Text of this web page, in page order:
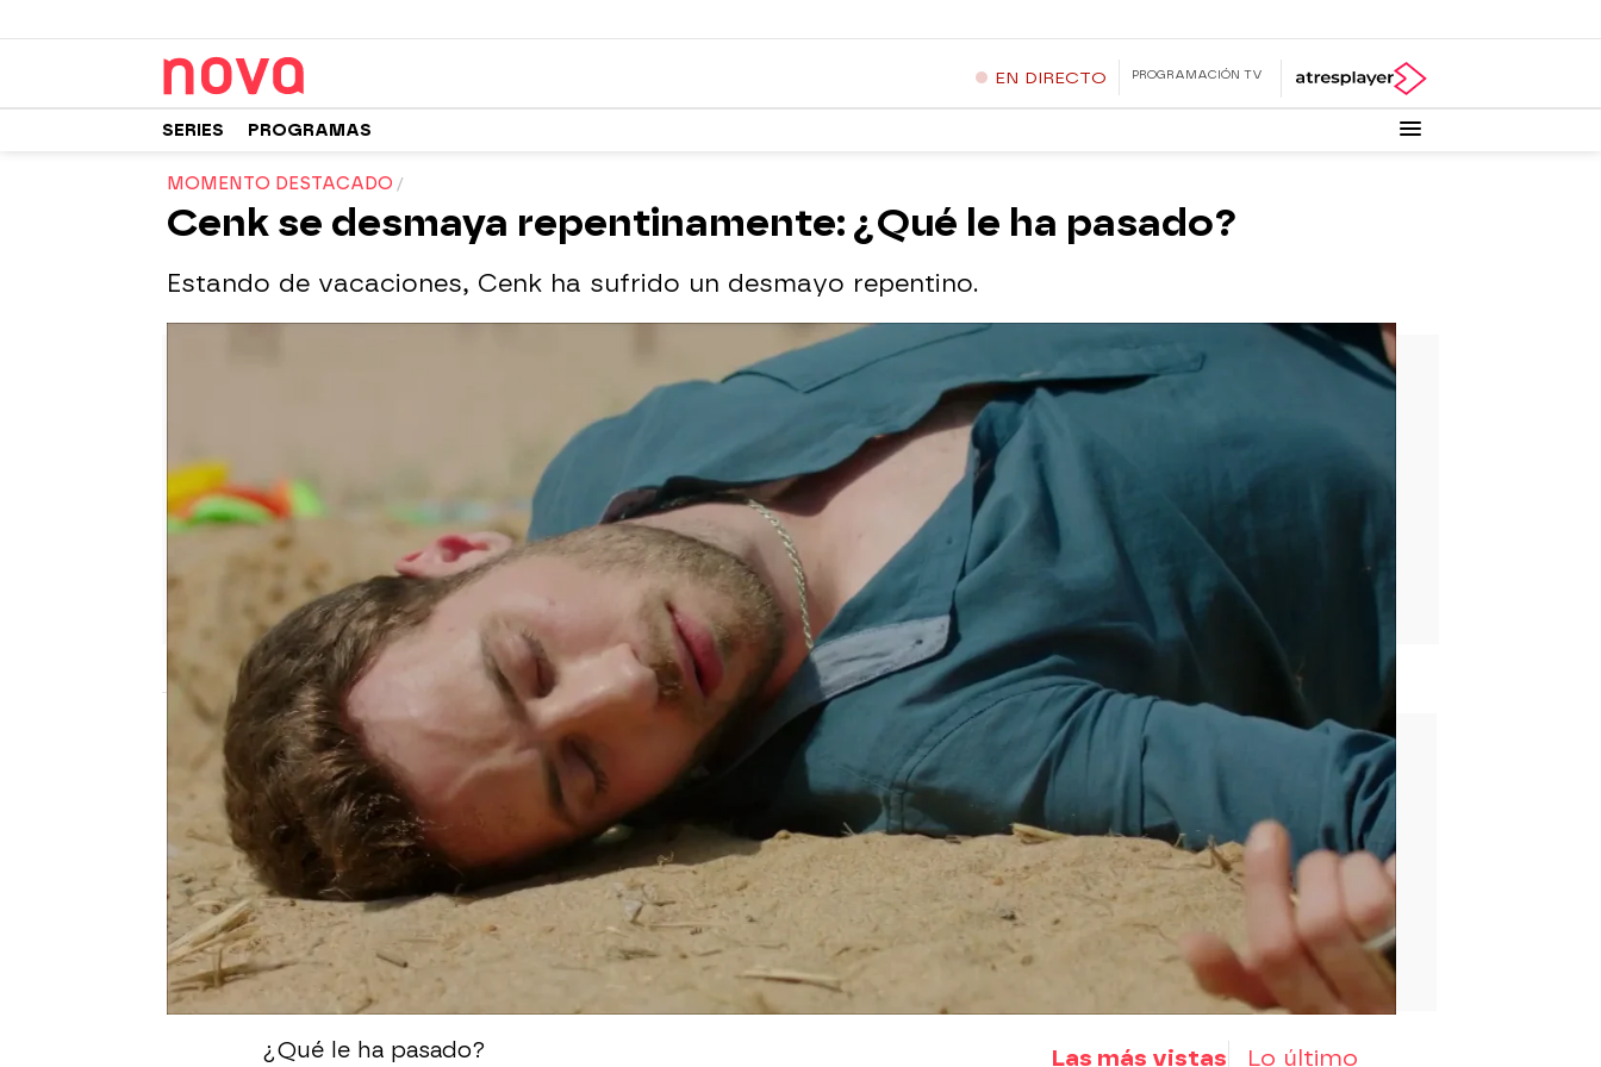
EN DIRECTO PROGRAMACIÓN TV
SERIES PROGRAMAS
MOMENTO DESTACADO
Cenk se desmaya repentinamente: ¿Qué le ha pasado?
Estando de vacaciones, Cenk ha sufrido un desmayo repentino.
Nova
Madrid
Publicado:06 de mayo de 2021, 22:33
WhatsappFacebook
X Flipboard
Estando de vacaciones con Umut, Cenk ha recibido una
llamada de Nedim. Quiere saber cuándo van a volver y cómo
lo están pasando padre e hijo en sus primeras vacaciones.
Cenk tiene intención de quedarse un par de días, pero quizás
tendrá que volver antes de tiempo porque, sin motivo
aparente, se ha desmayado de forma repentina.
¿Qué le ha pasado?
Las más vistas Lo último